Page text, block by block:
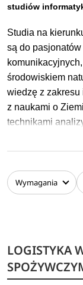
studiów
Studia na
są do
środowiskiem
wiedzę z zakresu
z naukami o
technikami
Studenci uczą
wykorzystując je
środowiska.
Czego uczą się
Program
Wymagania
LOGISTYKA